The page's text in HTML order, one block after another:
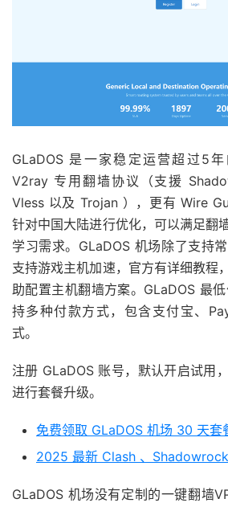
GLaDOS 是一家稳定运营超过5
V2ray 专用翻墙协议（支援
Vless 以及 Trojan ），更有 Wire
针对中国大陆进行优化，可以满足翻
学习需求。GLaDOS 机场除了支持
支持游戏主机加速，官方有详细教程
助配置主机翻墙方案。GLaDOS 最
持多种付款方式，包含支付宝、
式。
注册 GLaDOS 账号，默认开启试用
进行套餐升级。
免费领取 GLaDOS 机场 30 天套
2025 最新 Clash 、
GLaDOS 机场没有定制的一键翻墙